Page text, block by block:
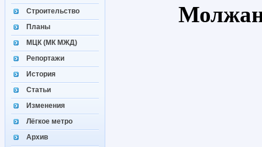
Строительство
Планы
МЦК (МК МЖД)
Репортажи
История
Статьи
Изменения
Лёгкое метро
Архив